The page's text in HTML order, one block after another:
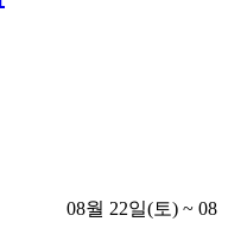
08월 22일(토) ~ 08